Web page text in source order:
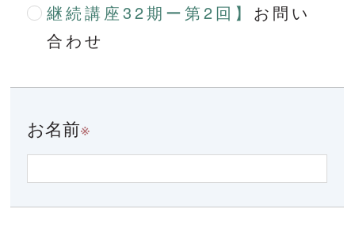
継続講座32期ー第2回】 お問い
合わせ
お名前※